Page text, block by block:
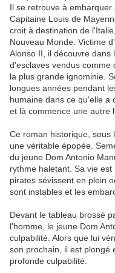
Il se retrouve à
Capitaine Louis de
croit à destination de
Nouveau Monde. Victime
Alonso II, il découvre dans
d'esclaves vendus comme
la plus grande ignominie.
longues années pendant
humaine dans ce qu'elle a
et là commence une autre
Ce roman historique, sous
une véritable épopée.
du jeune Dom Antonio
rythme haletant. Sa vie
pirates sévissent en plein
sont instables et les
Devant le tableau brossé
l'homme, le jeune Dom
culpabilité. Alors que lui
son prochain, il est plongé
profonde culpabilité.